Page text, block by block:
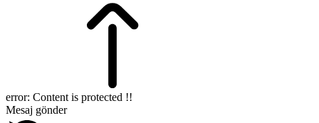
error: Content is protected !!
Mesaj gönder